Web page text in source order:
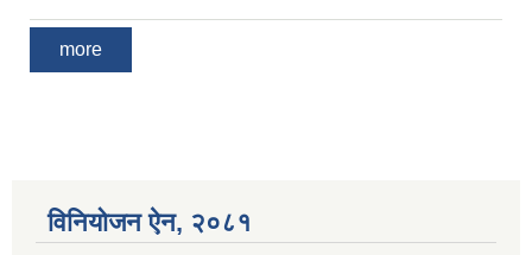
more
विनियोजन ऐन‚ २०८१